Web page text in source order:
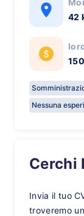
42
Nessuna
Invia il tuo
troveremo